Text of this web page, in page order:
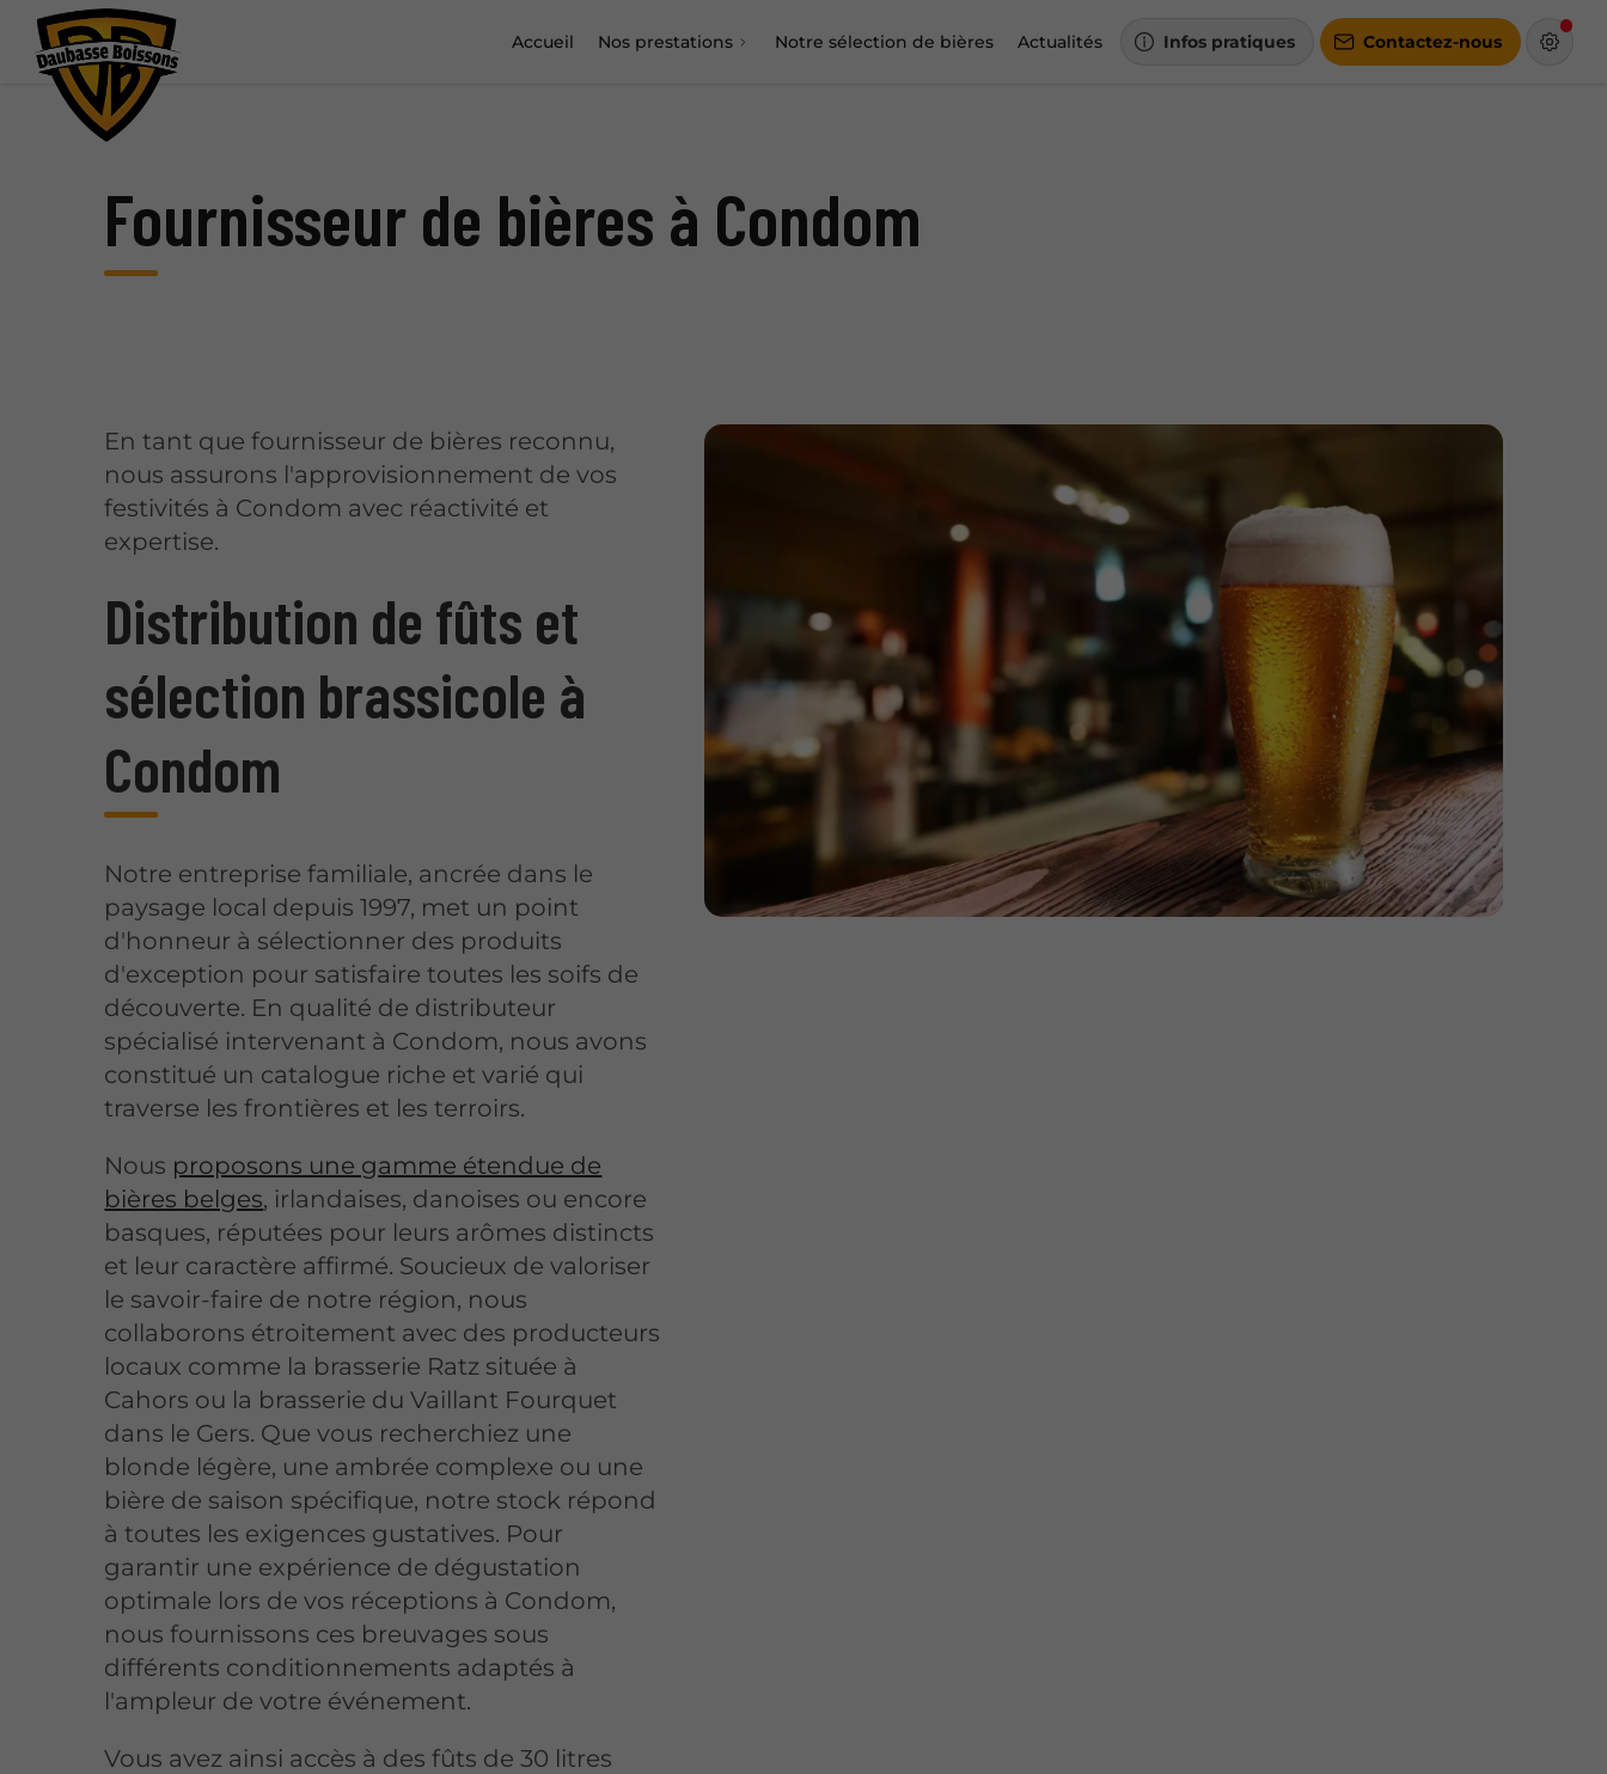
Accueil Nos prestations Notre sélection de bières Actualités Infos pratiques Contactez-nous
Fournisseur de bières à Condom
En tant que fournisseur de bières reconnu,
nous assurons l'approvisionnement de vos
festivités à Condom avec réactivité et
expertise.
Distribution de fûts et
sélection brassicole à
Condom
Notre entreprise familiale, ancrée dans le
paysage local depuis 1997, met un point
d'honneur à sélectionner des produits
d'exception pour satisfaire toutes les soifs de
découverte. En qualité de distributeur
spécialisé intervenant à Condom, nous avons
constitué un catalogue riche et varié qui
traverse les frontières et les terroirs.
Nous proposons une gamme étendue de
bières belges, irlandaises, danoises ou encore
basques, réputées pour leurs arômes distincts
et leur caractère affirmé. Soucieux de valoriser
le savoir-faire de notre région, nous
collaborons étroitement avec des producteurs
locaux comme la brasserie Ratz située à
Cahors ou la brasserie du Vaillant Fourquet
dans le Gers. Que vous recherchiez une
blonde légère, une ambrée complexe ou une
bière de saison spécifique, notre stock répond
à toutes les exigences gustatives. Pour
garantir une expérience de dégustation
optimale lors de vos réceptions à Condom,
nous fournissons ces breuvages sous
différents conditionnements adaptés à
l'ampleur de votre événement.
Vous avez ainsi accès à des fûts de 30 litres